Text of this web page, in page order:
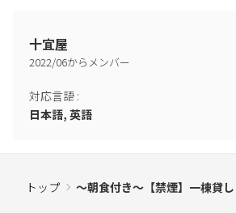
十宜屋
2022/06からメンバー
対応言語 :
日本語, 英語
トップ ～朝食付き～【禁煙】一棟貸